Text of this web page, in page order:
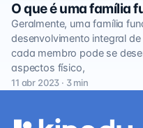
O que é uma família
Geralmente, uma família
desenvolvimento integral
cada membro pode se
aspectos físico,
11 abr 2023 · 3 min